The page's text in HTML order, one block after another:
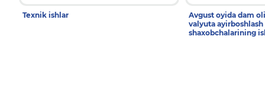
Texnik ishlar
Avgust oyida dam
valyuta ayirboshlash
shaxobchalarining